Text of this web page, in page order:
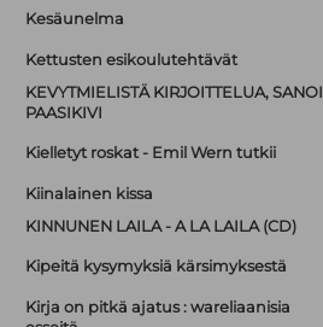
Kesäunelma
Kettusten esikoulutehtävät
KEVYTMIELISTÄ KIRJOITTELUA, SANOI
PAASIKIVI
Kielletyt roskat - Emil Wern tutkii
Kiinalainen kissa
KINNUNEN LAILA - A LA LAILA (CD)
Kipeitä kysymyksiä kärsimyksestä
Kirja on pitkä ajatus : wareliaanisia